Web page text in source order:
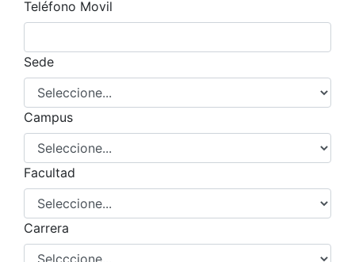
Teléfono Movil
Sede
Campus
Facultad
Carrera